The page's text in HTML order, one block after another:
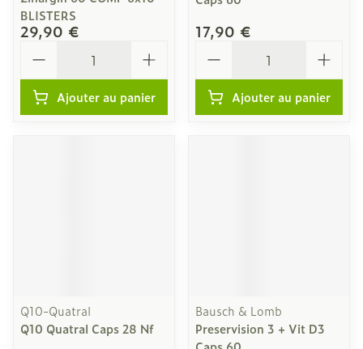
BLISTERS
29,90 €
Ajouter au panier
17,90 €
Ajouter au panier
Q10-Quatral
Q10 Quatral Caps 28 Nf
Bausch & Lomb
Preservision 3 + Vit D3